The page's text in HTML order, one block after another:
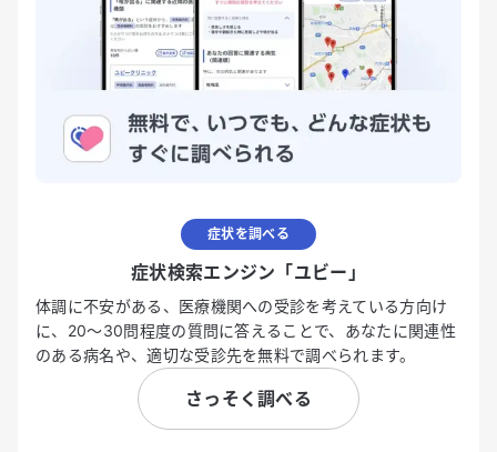
症状を調べる
症状検索エンジン「ユビー」
体調に不安がある、医療機関への受診を考えている方向け
に、20〜30問程度の質問に答えることで、あなたに関連性
のある病名や、適切な受診先を無料で調べられます。
さっそく調べる